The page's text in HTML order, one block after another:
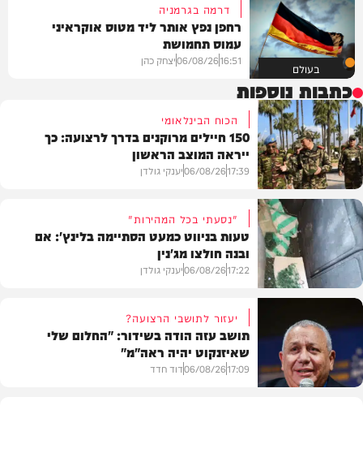
בעולם
דרמה בגרמניה
רחפן נפץ אותר ליד מטוס אוקראיני
עמוס תחמושת
16:51
06/08/26יצחק כהן
כתבות נוספות
צבא וביטחון
הכוח הבינלאומי
150 חיילים מרוקנים בדרך לרצועה: כך
ייראה המוצב הראשון
17:39
06/08/26יענקי גולדן
צבא וביטחון
"נסעתי בכל המהירות"
טעות בניווט כמעט הסתיימה בלינץ': אם
ובנה חולצו מג'נין
17:22
06/08/26יענקי גולדן
יעזור לתושבי הרצועה?
תושב עזה הודה בשידור: "החלום שלי
שאיזנקוט יהיה ראה"מ"
17:09
06/08/26דוד חדד